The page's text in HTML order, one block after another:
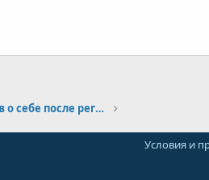
Правила! Несколько слов о себе после регистрации.
Условия и